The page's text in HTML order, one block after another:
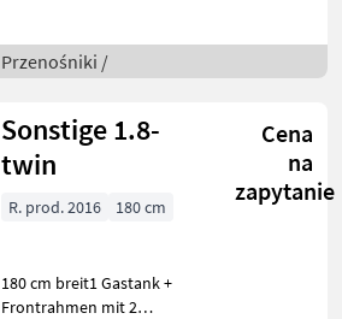
mmAntrieb: 4, 0-kW-
ElektromotorBandgeschwindigkeit:
(Standard)Stromverso
Przenośniki /
Sonstige 1.8-
twin
Cena
na
zapytanie
R. prod. 2016 180 cm
180 cm breit1 Gastank +
Frontrahmen mit 2